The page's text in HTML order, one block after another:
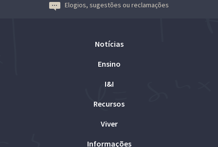
Elogios, sugestões ou reclamações
Notícias
Ensino
I&I
Recursos
Viver
Informações